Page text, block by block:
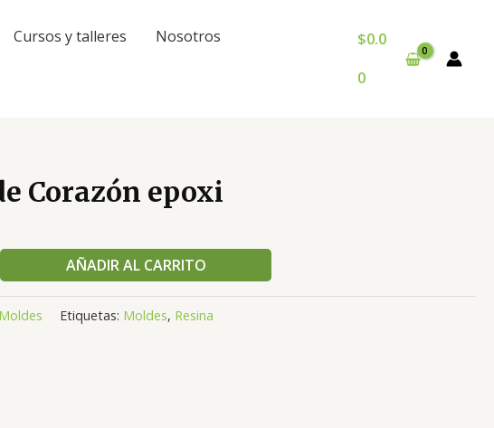
Cursos y talleres Nosotros $0.0
0
Corazón epoxi
AÑADIR AL CARRITO
Moldes Etiquetas: Moldes, Resina